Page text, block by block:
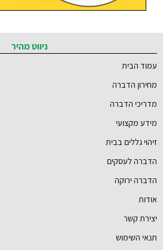
ניווט מהיר
עמוד הבית
מחירון הדברה
מדריכי הדברה
מידע מקצועי
זיהוי גללים בבית
הדברה לעסקים
הדברה ירוקה
אודות
יצירת קשר
תנאי השימוש